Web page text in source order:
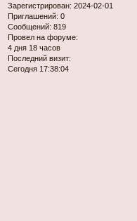
Зарегистрирован: 2024-02-01
Приглашений: 0
Сообщений: 819
Провел на форуме:
4 дня 18 часов
Последний визит:
Сегодня 17:38:04